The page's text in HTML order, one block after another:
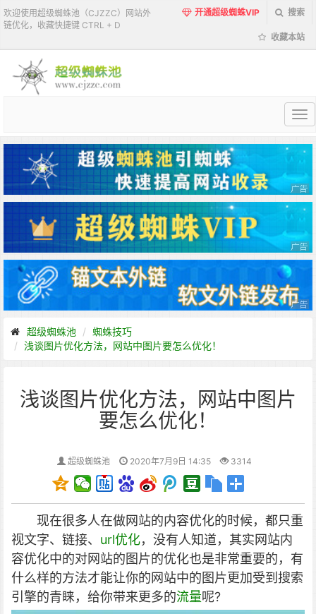
欢迎使用超级蜘蛛池（CJZZC）网站外
链优化，收藏快捷键 CTRL + D
开通超级蜘蛛VIP 搜索
收藏本站
超
蜘
蛛
池
超级蜘蛛池
蜘蛛技巧
浅谈图片优化方法，网站中图片要怎么优化！
浅谈图片优化方法，网站中图片
要怎么优化！
超级蜘蛛池 2020年7月9日 14:35 3314
现在很多人在做网站的内容优化的时候，都只重
视文字、链接、 url优化，没有人知道，其实网站内
容优化中的对网站的图片的优化也是非常重要的，有
什么样的方法才能让你的网站中的图片更加受到搜索
引擎的青睐，给你带来更多的流量呢?